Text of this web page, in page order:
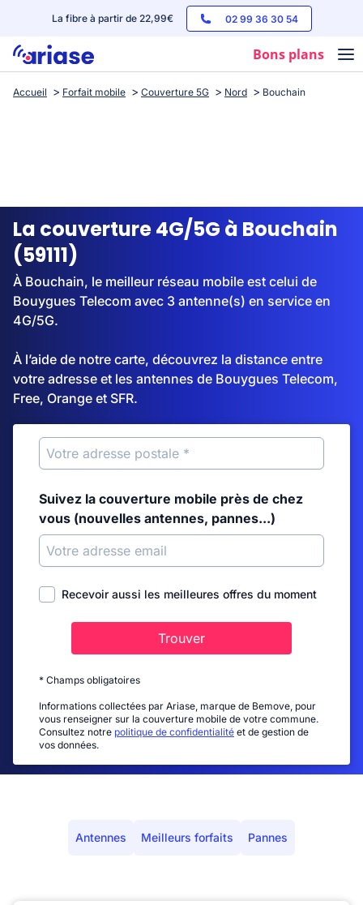
La fibre à partir de 22,99€ 02 99 36 30 54
Bons plans
Box internet
Streaming
Accueil Forfait mobile Couverture 5G Nord Bouchain
La couverture 4G/5G à Bouchain
(59111)
À Bouchain, le meilleur réseau mobile est celui de
Bouygues Telecom avec 3 antenne(s) en service en
4G/5G.
À l’aide de notre carte, découvrez la distance entre
votre adresse et les antennes de Bouygues Telecom,
Free, Orange et SFR.
Suivez la couverture mobile près de chez
vous (nouvelles antennes, pannes...)
Recevoir aussi les meilleures offres du moment
Trouver
* Champs obligatoires
Informations collectées par Ariase, marque de Bemove, pour
vous renseigner sur la couverture mobile de votre commune.
Consultez notre politique de confidentialité et de gestion de
vos données.
Antennes Meilleurs forfaits Pannes